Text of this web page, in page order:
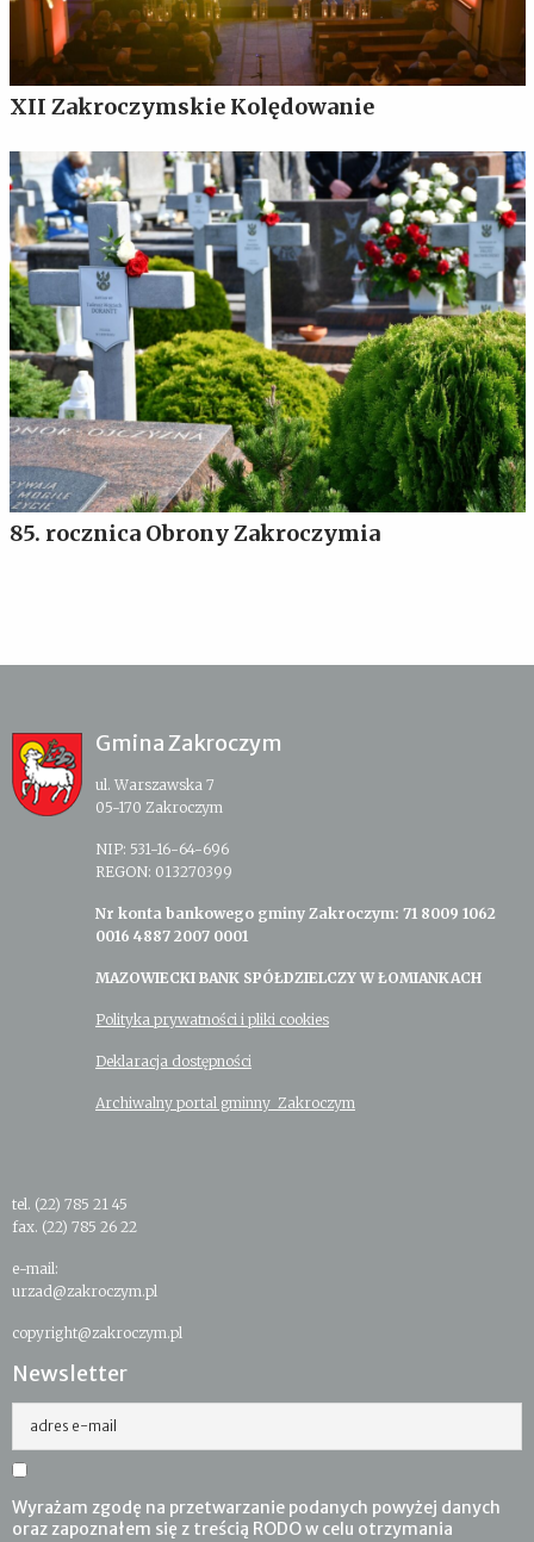
XII Zakroczymskie Kolędowanie
85. rocznica Obrony Zakroczymia
Gmina Zakroczym
ul. Warszawska 7
05-170 Zakroczym
NIP: 531-16-64-696
REGON: 013270399
Nr konta bankowego gminy Zakroczym: 71 8009 1062
0016 4887 2007 0001
MAZOWIECKI BANK SPÓŁDZIELCZY W ŁOMIANKACH
Polityka prywatności i pliki cookies
Deklaracja dostępności
Archiwalny portal gminny Zakroczym
tel. (22) 785 21 45
fax. (22) 785 26 22
e-mail:
urzad@zakroczym.pl
copyright@zakroczym.pl
Newsletter
adres e-mail
Wyrażam zgodę na przetwarzanie podanych powyżej danych
oraz zapoznałem się z treścią RODO w celu otrzymania